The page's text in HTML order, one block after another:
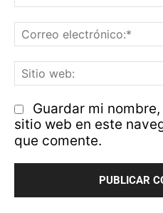
Guardar mi
sitio web en este
que comente.